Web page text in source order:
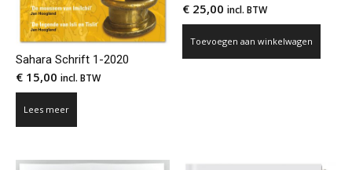
Sahara Schrift 1-2020
€ 15,00 incl. BTW
Lees meer
€ 25,00 incl. BTW
Toevoegen aan winkelwagen